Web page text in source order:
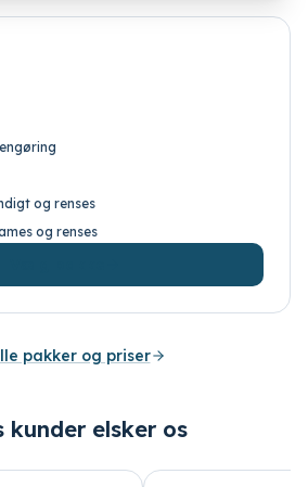
og renses
og renses
pakker og priser
kunder elsker os